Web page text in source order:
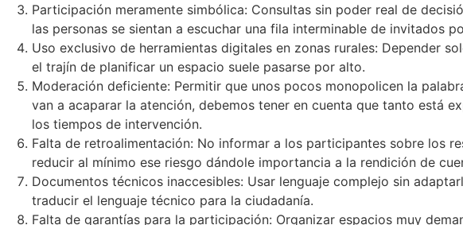
Participación meramente simbólica: Consultas sin poder real de
las personas se sientan a escuchar una fila interminable de invitados
Uso exclusivo de herramientas digitales en zonas rurales: Depender
el trajín de planificar un espacio suele pasarse por alto.
Moderación deficiente: Permitir que unos pocos monopolicen la
van a acaparar la atención, debemos tener en cuenta que tanto está
los tiempos de intervención.
Falta de retroalimentación: No informar a los participantes sobre los
reducir al mínimo ese riesgo dándole importancia a la rendición de
Documentos técnicos inaccesibles: Usar lenguaje complejo sin
traducir el lenguaje técnico para la ciudadanía.
Falta de garantías para la participación: Organizar espacios muy